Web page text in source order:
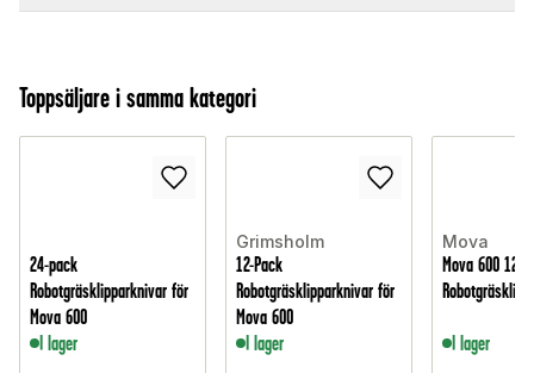
Toppsäljare i samma kategori
24-pack
Robotgräsklipparknivar för
Mova 600
I lager
Grimsholm
12-Pack
Robotgräsklipparknivar för
Mova 600
I lager
Mova
Mova 600 12-
I lager